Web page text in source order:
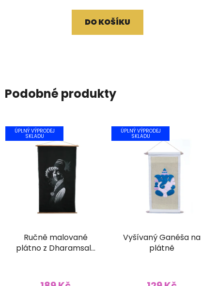
DO KOŠÍKU
Podobné produkty
ÚPLNÝ VÝPRODEJ
SKLADU
Ručně malované
plátno z Dharamsaly
ÚPLNÝ VÝPRODEJ
SKLADU
Vyšívaný Ganéša na
plátně